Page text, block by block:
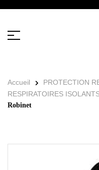
Accueil PROTECTION
RESPIRATOIRES
Robinet